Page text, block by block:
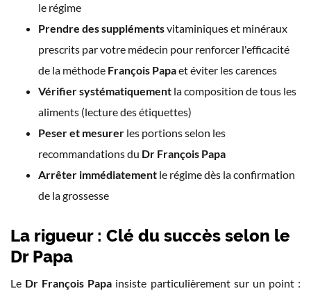
le régime
Prendre des supplémentsvitaminiques et minéraux
prescrits par votre médecin pour renforcer l'efficacité
de la méthode François Papaet éviter les carences
Vérifier systématiquement la composition de tous les
aliments (lecture des étiquettes)
Peser et mesurer les portions selon les
recommandations du Dr François Papa
Arrêter immédiatement le régime dès la confirmation
de la grossesse
La rigueur : Clé du succès selon le
Dr Papa
Le Dr François Papa insiste particulièrement sur un point :